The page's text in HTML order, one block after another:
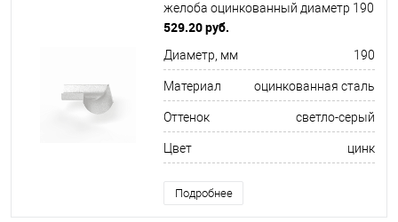
желоба оцинкованный диаметр 190
мм
529.20 руб.
Диаметр, мм 190
Материал оцинкованная сталь
Оттенок светло-серый
Цвет цинк
Подробнее